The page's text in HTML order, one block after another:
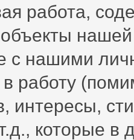
работа,
нашей
с нашими
работу
интересы,
которые в